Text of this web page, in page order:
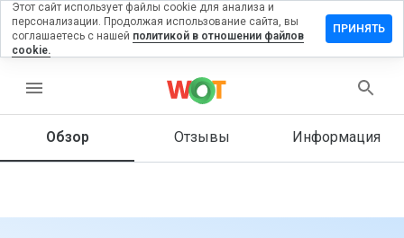
menu
Обзор Отзывы Информация
отзыв
Как бы
этот
Этот сайт использует файлы cookie для анализа и
персонализации. Продолжая использование сайта, вы
соглашаетесь с нашей политикой в отношении файлов
cookie.
ПРИНЯТЬ